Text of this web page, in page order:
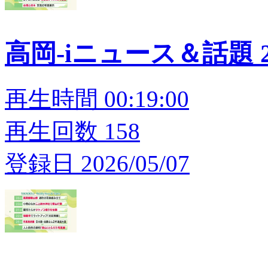
高岡-iニュース＆話題
再生時間 00:19:00
再生回数 158
登録日 2026/05/07